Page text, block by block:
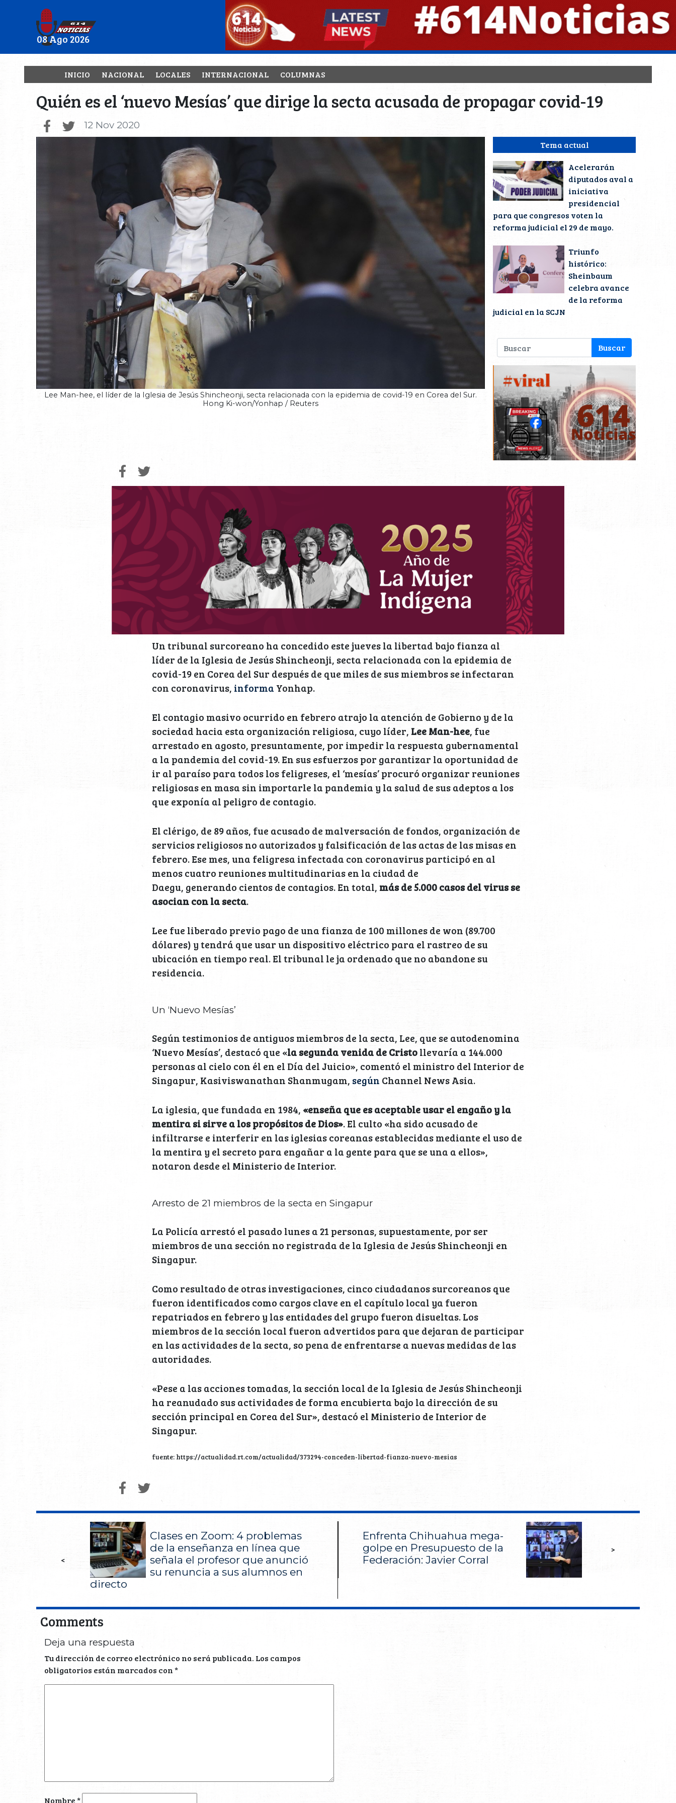
08 Ago 2026
INICIO NACIONAL LOCALES INTERNACIONAL COLUMNAS
Quién es el ‘nuevo Mesías’ que dirige la secta acusada de propagar covid-19
12 Nov 2020
Lee Man-hee, el líder de la Iglesia de Jesús Shincheonji, secta relacionada con la epidemia de covid-19 en Corea del Sur.
Hong Ki-won/Yonhap / Reuters
Tema actual
Acelerarán
diputados aval a
iniciativa
presidencial
para que congresos voten la
reforma judicial el 29 de mayo.
Triunfo
histórico:
Sheinbaum
celebra avance
de la reforma
judicial en la SCJN
Un tribunal surcoreano ha concedido este jueves la libertad bajo fianza al
líder de la Iglesia de Jesús Shincheonji, secta relacionada con la epidemia de
covid-19 en Corea del Sur después de que miles de sus miembros se infectaran
con coronavirus, informa Yonhap.
El contagio masivo ocurrido en febrero atrajo la atención de Gobierno y de la
sociedad hacia esta organización religiosa, cuyo líder, Lee Man-hee, fue
arrestado en agosto, presuntamente, por impedir la respuesta gubernamental
a la pandemia del covid-19. En sus esfuerzos por garantizar la oportunidad de
ir al paraíso para todos los feligreses, el ‘mesías’ procuró organizar reuniones
religiosas en masa sin importarle la pandemia y la salud de sus adeptos a los
que exponía al peligro de contagio.
El clérigo, de 89 años, fue acusado de malversación de fondos, organización de
servicios religiosos no autorizados y falsificación de las actas de las misas en
febrero. Ese mes, una feligresa infectada con coronavirus participó en al
menos cuatro reuniones multitudinarias en la ciudad de
Daegu, generando cientos de contagios. En total, más de 5.000 casos del virus se
asocian con la secta.
Lee fue liberado previo pago de una fianza de 100 millones de won (89.700
dólares) y tendrá que usar un dispositivo eléctrico para el rastreo de su
ubicación en tiempo real. El tribunal le ja ordenado que no abandone su
residencia.
Un ‘Nuevo Mesías’
Según testimonios de antiguos miembros de la secta, Lee, que se autodenomina
‘Nuevo Mesías’, destacó que «la segunda venida de Cristollevaría a 144.000
personas al cielo con él en el Día del Juicio», comentó el ministro del Interior de
Singapur, Kasiviswanathan Shanmugam, según Channel News Asia.
La iglesia, que fundada en 1984, «enseña que es aceptable usar el engaño y la
mentira si sirve a los propósitos de Dios». El culto «ha sido acusado de
infiltrarse e interferir en las iglesias coreanas establecidas mediante el uso de
la mentira y el secreto para engañar a la gente para que se una a ellos»,
notaron desde el Ministerio de Interior.
Arresto de 21 miembros de la secta en Singapur
La Policía arrestó el pasado lunes a 21 personas, supuestamente, por ser
miembros de una sección no registrada de la Iglesia de Jesús Shincheonji en
Singapur.
Como resultado de otras investigaciones, cinco ciudadanos surcoreanos que
fueron identificados como cargos clave en el capítulo local ya fueron
repatriados en febrero y las entidades del grupo fueron disueltas. Los
miembros de la sección local fueron advertidos para que dejaran de participar
en las actividades de la secta, so pena de enfrentarse a nuevas medidas de las
autoridades.
«Pese a las acciones tomadas, la sección local de la Iglesia de Jesús Shincheonji
ha reanudado sus actividades de forma encubierta bajo la dirección de su
sección principal en Corea del Sur», destacó el Ministerio de Interior de
Singapur.
fuente: https://actualidad.rt.com/actualidad/373294-conceden-libertad-fianza-nuevo-mesias
<
Clases en Zoom: 4 problemas
de la enseñanza en línea que
señala el profesor que anunció
su renuncia a sus alumnos en
directo
Enfrenta Chihuahua mega-
golpe en Presupuesto de la
Federación: Javier Corral
>
Comments
Deja una respuesta
Tu dirección de correo electrónico no será publicada. Los campos
obligatorios están marcados con*
Nombre*